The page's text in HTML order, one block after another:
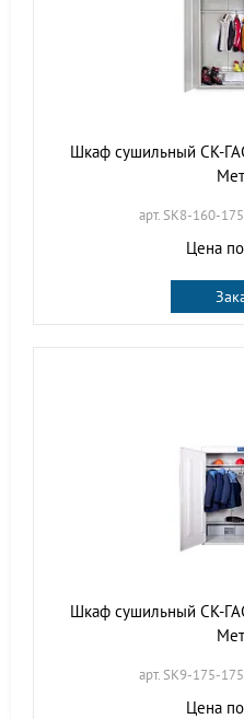
Шкаф сушильный СК-
арт. SK8-160-
Цена
Шкаф сушильный СК-
арт. SK9-175-
Цена